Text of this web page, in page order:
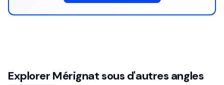
Explorer Mérignat sous d'autres angles